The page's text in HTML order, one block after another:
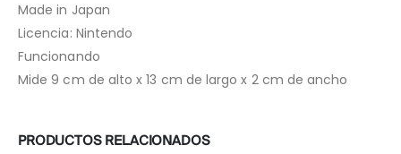
Made in Japan
Licencia: Nintendo
Funcionando
Mide 9 cm de alto x 13 cm de largo x 2 cm de ancho
PRODUCTOS RELACIONADOS